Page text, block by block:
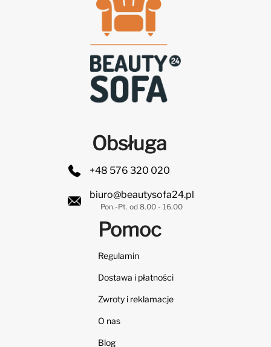
Obsługa
+48 576 320 020
biuro@beautysofa24.pl
Pon.-Pt. od 8.00 - 16.00
Pomoc
Regulamin
Dostawa i płatności
Zwroty i reklamacje
O nas
Blog